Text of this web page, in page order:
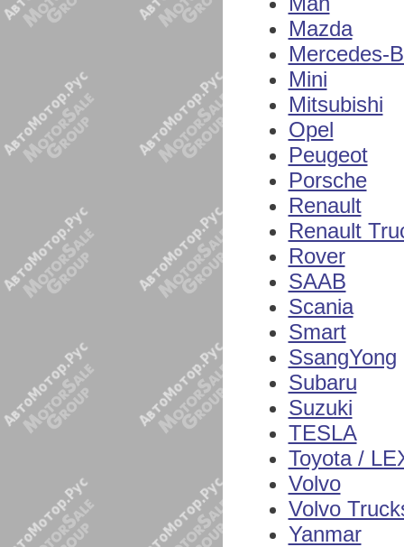
Mazda
Mercedes-
Mini
Mitsubishi
Opel
Peugeot
Porsche
Renault
Renault
Rover
SAAB
Scania
Smart
SsangYong
Subaru
Suzuki
TESLA
Toyota /
Volvo
Volvo
Yanmar